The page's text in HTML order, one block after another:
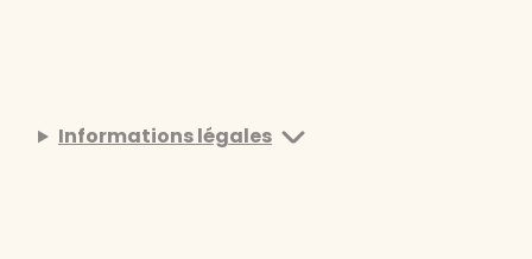
Informations légales